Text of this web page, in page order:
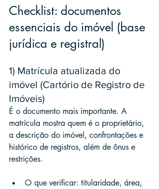
Checklist: documentos
essenciais do imóvel (base
jurídica e registral)
1) Matrícula atualizada do
imóvel (Cartório de Registro de
Imóveis)
É o documento mais importante. A
matrícula mostra quem é o proprietário,
a descrição do imóvel, confrontações e
histórico de registros, além de ônus e
restrições.
O que verificar: titularidade, área,